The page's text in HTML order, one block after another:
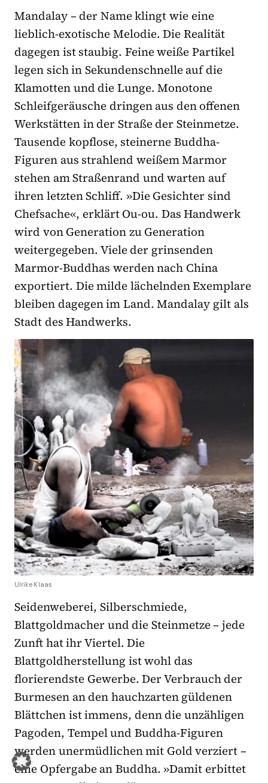
Mandalay – der Name klingt wie eine
lieblich-exotische Melodie. Die Realität
dagegen ist staubig. Feine weiße Partikel
legen sich in Sekundenschnelle auf die
Klamotten und die Lunge. Monotone
Schleifgeräusche dringen aus den offenen
Werkstätten in der Straße der Steinmetze.
Tausende kopflose, steinerne Buddha-
Figuren aus strahlend weißem Marmor
stehen am Straßenrand und warten auf
ihren letzten Schliff. »Die Gesichter sind
Chefsache«, erklärt Ou-ou. Das Handwerk
wird von Generation zu Generation
weitergegeben. Viele der grinsenden
Marmor-Buddhas werden nach China
exportiert. Die milde lächelnden Exemplare
bleiben dagegen im Land. Mandalay gilt als
Stadt des Handwerks.
Ulrike Klaas
Seidenweberei, Silberschmiede,
Blattgoldmacher und die Steinmetze – jede
Zunft hat ihr Viertel. Die
Blattgoldherstellung ist wohl das
florierendste Gewerbe. Der Verbrauch der
Burmesen an den hauchzarten güldenen
Blättchen ist immens, denn die unzähligen
Pagoden, Tempel und Buddha-Figuren
werden unermüdlichen mit Gold verziert –
eine Opfergabe an Bud­dha. »Damit erbittet